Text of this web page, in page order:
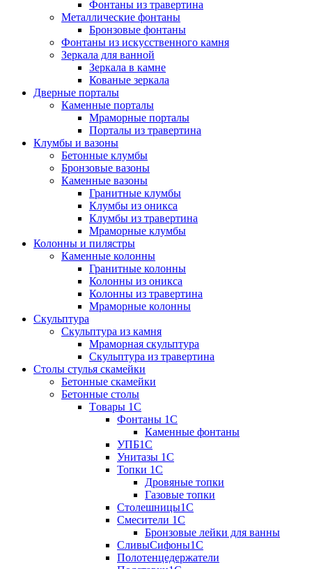
Фонтаны из травертина
Металлические фонтаны
Бронзовые фонтаны
Фонтаны из искусственного камня
Зеркала для ванной
Зеркала в камне
Кованые зеркала
Дверные порталы
Каменные порталы
Мраморные порталы
Порталы из травертина
Клумбы и вазоны
Бетонные клумбы
Бронзовые вазоны
Каменные вазоны
Гранитные клумбы
Клумбы из оникса
Клумбы из травертина
Мраморные клумбы
Колонны и пилястры
Каменные колонны
Гранитные колонны
Колонны из оникса
Колонны из травертина
Мраморные колонны
Скульптура
Скульптура из камня
Мраморная скульптура
Скульптура из травертина
Столы стулья скамейки
Бетонные скамейки
Бетонные столы
Tовары 1C
Фонтаны 1C
Каменные фонтаны
УПБ1С
Унитазы 1С
Топки 1С
Дровяные топки
Газовые топки
Столешницы1С
Смесители 1С
Бронзовые лейки для ванны
СливыСифоны1С
Полотенцедержатели